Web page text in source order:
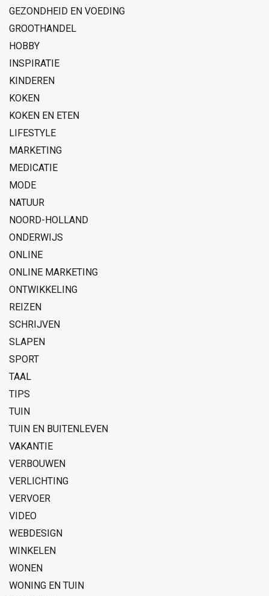
GEZONDHEID EN VOEDING
GROOTHANDEL
HOBBY
INSPIRATIE
KINDEREN
KOKEN
KOKEN EN ETEN
LIFESTYLE
MARKETING
MEDICATIE
MODE
NATUUR
NOORD-HOLLAND
ONDERWIJS
ONLINE
ONLINE MARKETING
ONTWIKKELING
REIZEN
SCHRIJVEN
SLAPEN
SPORT
TAAL
TIPS
TUIN
TUIN EN BUITENLEVEN
VAKANTIE
VERBOUWEN
VERLICHTING
VERVOER
VIDEO
WEBDESIGN
WINKELEN
WONEN
WONING EN TUIN